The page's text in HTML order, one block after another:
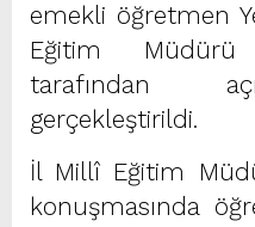
emekli öğretmen
Eğitim Müdürü
tarafından
gerçekleştirildi.
İl Millî Eğitim
konuşmasında